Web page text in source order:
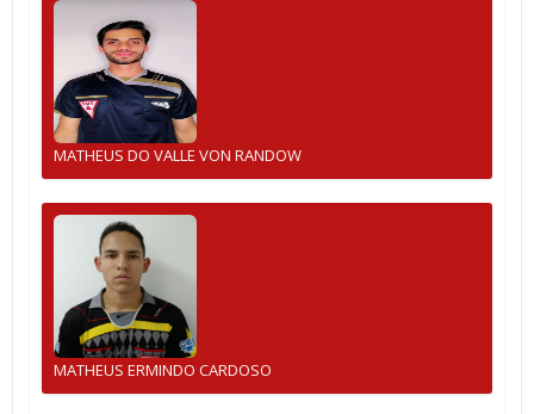
MATHEUS DO VALLE VON RANDOW
MATHEUS ERMINDO CARDOSO